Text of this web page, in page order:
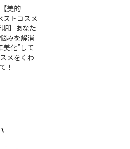
美的
ストコスメ
】あなた
みを解消
美化”して
メをくわ
！